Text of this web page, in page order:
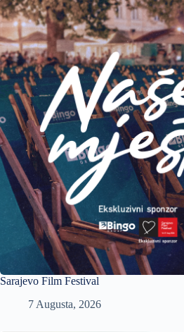
Sarajevo Film Festival
7 Augusta, 2026